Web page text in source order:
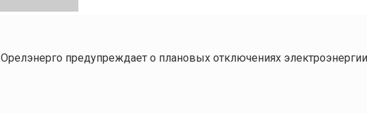
Орелэнерго предупреждает о плановых отключениях